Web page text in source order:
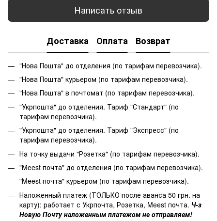
Написать отзыв
Доставка Оплата Возврат
"Нова Пошта" до отделения (по тарифам перевозчика).
"Нова Пошта" курьером (по тарифам перевозчика).
"Нова Пошта" в почтомат (по тарифам перевозчика).
"Укрпошта" до отделения. Тариф "Стандарт" (по
тарифам перевозчика).
"Укрпошта" до отделения. Тариф "Экспресс" (по
тарифам перевозчика).
На точку выдачи "Розетка" (по тарифам перевозчика).
"Meest почта" до отделения (по тарифам перевозчика).
"Meest почта" курьером (по тарифам перевозчика).
Наложенный платеж (ТОЛЬКО после аванса 50 грн. на
карту): работает с Укрпочта, Розетка, Meest почта. Ч-з
Новую Почту наложенным платежом не отправляем!